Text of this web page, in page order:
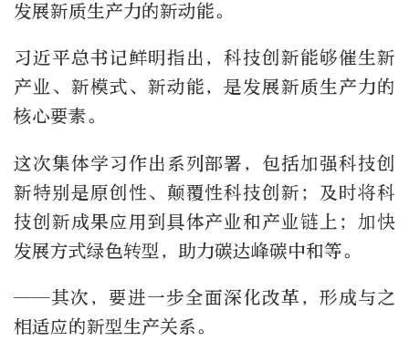
发展新质生产力的新动能。
习近平总书记鲜明指出，科技创新能够催生新
产业、新模式、新动能，是发展新质生产力的
核心要素。
这次集体学习作出系列部署，包括加强科技创
新特别是原创性、颠覆性科技创新；及时将科
技创新成果应用到具体产业和产业链上；加快
发展方式绿色转型，助力碳达峰碳中和等。
——其次，要进一步全面深化改革，形成与之
相适应的新型生产关系。